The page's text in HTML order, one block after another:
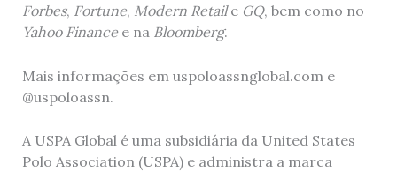
Forbes, Fortune, Modern Retaile GQ, bem como no
Yahoo Financee na Bloomberg.
Mais informações em uspoloassnglobal.com e
@uspoloassn.
A USPA Global é uma subsidiária da United States
Polo Association (USPA) e administra a marca